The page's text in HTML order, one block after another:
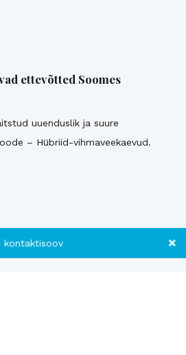
ettevõtted Soomes
uuenduslik ja suure
– Hübriid-vihmaveekaevud.
kontaktisoov